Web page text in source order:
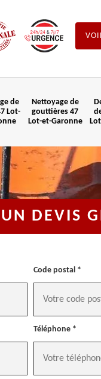
de
Lot-
Nettoyage de
gouttières 47
Lot-et-Garonne
DEVIS
Code postal *
Téléphone *